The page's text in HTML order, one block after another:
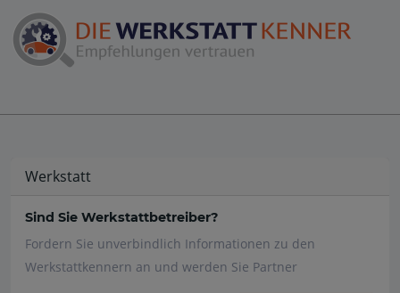
Werkstatt
Sind Sie Werkstattbetreiber?
Fordern Sie unverbindlich Informationen zu den
Werkstattkennern an und werden Sie Partner